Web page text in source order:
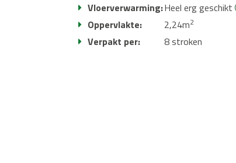
Vloerverwarming:Heel erg geschikt
Oppervlakte:
2,24m2
Verpakt per: 8 stroken